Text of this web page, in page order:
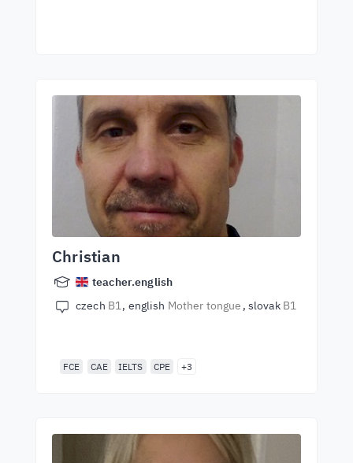
Christian
teacher.english
czech B1 english Mother tongue slovak B1
FCE CAE IELTS CPE +3